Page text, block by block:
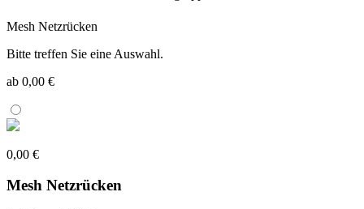
Mesh Netzrücken
Bitte treffen Sie eine Auswahl.
ab 0,00 €
0,00 €
Mesh Netzrücken